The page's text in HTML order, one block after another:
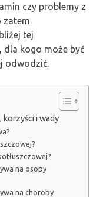
czy problemy z
zatem
tej
dla kogo może być
odwodzić.
korzyści i wady
na osoby
na choroby